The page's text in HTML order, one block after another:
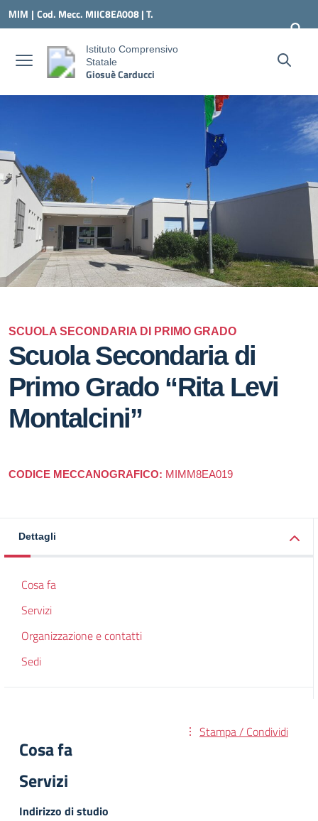
Vai ai contenuti
Vai al menu di navigazione
Vai al footer
MIM | Cod. Mecc. MIIC8EA008 | T.
MIIC8EA008@ISTRUZIONE.IT
Istituto Comprensivo
Statale
Giosuè Carducci
SCUOLA SECONDARIA DI PRIMO GRADO
Scuola Secondaria di
Primo Grado “Rita Levi
Montalcini”
CODICE MECCANOGRAFICO: MIMM8EA019
Dettagli
Cosa fa
Servizi
Organizzazione e contatti
Sedi
Stampa / Condividi
Cosa fa
Servizi
Indirizzo di studio